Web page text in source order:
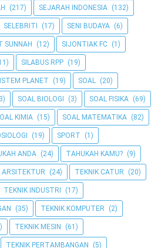
(217) SEJARAH INDONESIA (132)
SELEBRITI (17) SENI BUDAYA (6)
SUNNAH (12) SIJONTIAK FC (1)
SILABUS RPP (19)
PLANET (19) SOAL (20)
SOAL BIOLOGI (3) SOAL FISIKA (69)
KIMIA (15) SOAL MATEMATIKA (82)
(19) SPORT (1)
ANDA (24) TAHUKAH KAMU? (9)
ARSITEKTUR (24) TEKNIK CATUR (20)
TEKNIK INDUSTRI (17)
(35) TEKNIK KOMPUTER (2)
TEKNIK MESIN (61)
TEKNIK PERTAMBANGAN (5)